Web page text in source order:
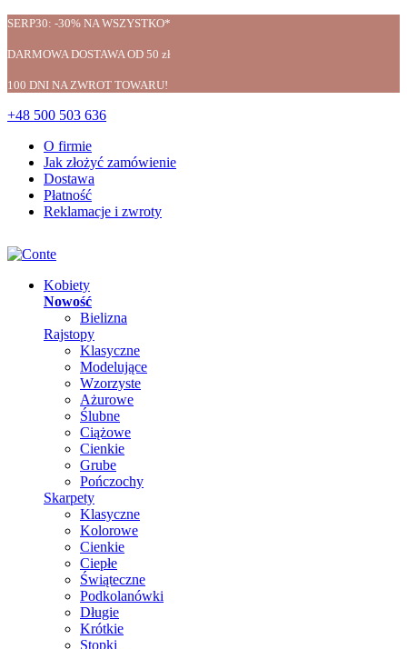
SERP30: -30% NA WSZYSTKO*
DARMOWA DOSTAWA OD 50 zł
100 DNI NA ZWROT TOWARU!
+48 500 503 636
O firmie
Jak złożyć zamówienie
Dostawa
Płatność
Reklamacje i zwroty
Kobiety
Nowość
Bielizna
Rajstopy
Klasyczne
Modelujące
Wzorzyste
Ażurowe
Ślubne
Ciążowe
Cienkie
Grube
Pończochy
Skarpety
Klasyczne
Kolorowe
Cienkie
Ciepłe
Świąteczne
Podkolanówki
Długie
Krótkie
Stopki